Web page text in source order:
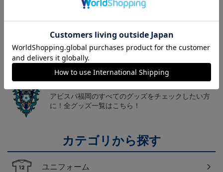
福岡
こだわりのデザインに注目！タオルマフラーは応援
の必須アイテム！
アビスパ福岡のすべてのグッズをチェックしたい方
に！全グッズ一覧はこちら！
カテゴリから探す
ユニフォーム